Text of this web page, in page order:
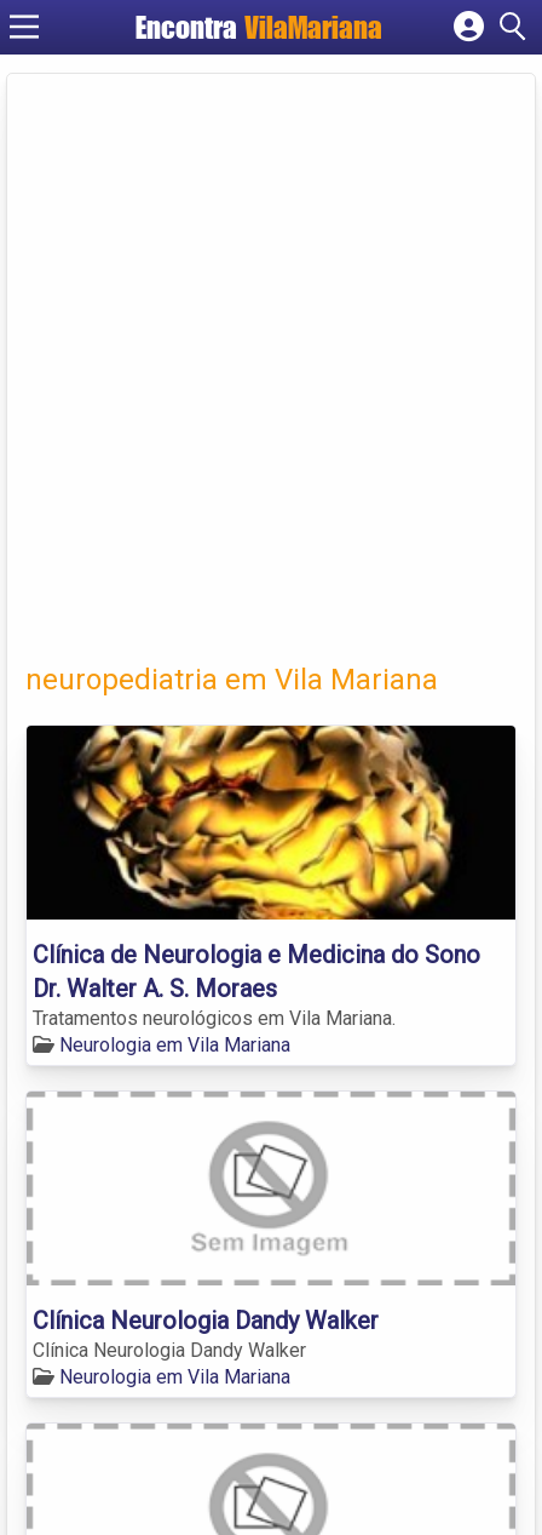
EncontraVilaMariana
Cadastrar empresa
neuropediatria em Vila Mariana
Clínica de Neurologia e Medicina do Sono
Dr. Walter A. S. Moraes
Tratamentos neurológicos em Vila Mariana.
Neurologia em Vila Mariana
Clínica Neurologia Dandy Walker
Clínica Neurologia Dandy Walker
Neurologia em Vila Mariana